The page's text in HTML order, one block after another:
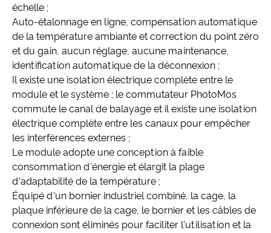
échelle ;
Auto-étalonnage en ligne, compensation automatique
de la température ambiante et correction du point zéro
et du gain, aucun réglage, aucune maintenance,
identification automatique de la déconnexion ;
Il existe une isolation électrique complète entre le
module et le système ; le commutateur PhotoMos
commute le canal de balayage et il existe une isolation
électrique complète entre les canaux pour empêcher
les interférences externes ;
Le module adopte une conception à faible
consommation d'énergie et élargit la plage
d'adaptabilité de la température ;
Équipé d'un bornier industriel combiné, la cage, la
plaque inférieure de la cage, le bornier et les câbles de
connexion sont éliminés pour faciliter l'utilisation et la